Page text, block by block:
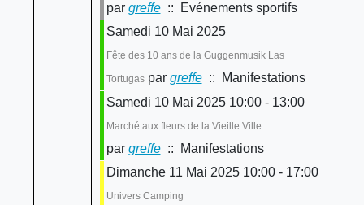
par greffe:: Evénements sportifs
Samedi 10 Mai 2025
Fête des 10 ans de la Guggenmusik Las
Tortugaspar greffe:: Manifestations
Samedi 10 Mai 2025 10:00 - 13:00
Marché aux fleurs de la Vieille Ville
par greffe:: Manifestations
Dimanche 11 Mai 2025 10:00 - 17:00
Univers Camping